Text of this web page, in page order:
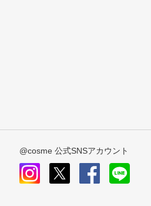
@cosme 公式SNSアカウント